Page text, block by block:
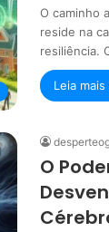
O caminho
reside na
resiliência.
Leia mais
O